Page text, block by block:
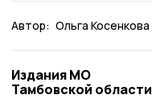
Автор: Ольга Косенкова
Издания МО
Тамбовской области